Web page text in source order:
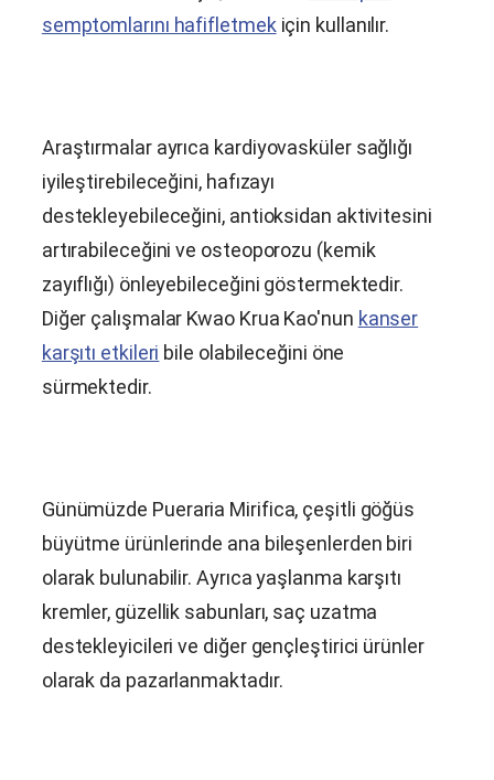
semptomlarını hafifletmek için kullanılır.
Araştırmalar ayrıca kardiyovasküler sağlığı
iyileştirebileceğini, hafızayı
destekleyebileceğini, antioksidan aktivitesini
artırabileceğini ve osteoporozu (kemik
zayıflığı) önleyebileceğini göstermektedir.
Diğer çalışmalar Kwao Krua Kao'nun kanser
karşıtı etkileri bile olabileceğini öne
sürmektedir.
Günümüzde Pueraria Mirifica, çeşitli göğüs
büyütme ürünlerinde ana bileşenlerden biri
olarak bulunabilir. Ayrıca yaşlanma karşıtı
kremler, güzellik sabunları, saç uzatma
destekleyicileri ve diğer gençleştirici ürünler
olarak da pazarlanmaktadır.